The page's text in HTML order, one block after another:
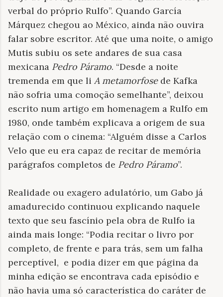
verbal do próprio Rulfo”. Quando García
Márquez chegou ao México, ainda não ouvira
falar sobre escritor. Até que uma noite, o amigo
Mutis subiu os sete andares de sua casa
mexicana Pedro Páramo. “Desde a noite
tremenda em que li A metamorfosede Kafka
não sofria uma comoção semelhante”, deixou
escrito num artigo em homenagem a Rulfo em
1980, onde também explicava a origem de sua
relação com o cinema: “Alguém disse a Carlos
Velo que eu era capaz de recitar de memória
parágrafos completos de Pedro Páramo”.
Realidade ou exagero adulatório, um Gabo já
amadurecido continuou explicando naquele
texto que seu fascínio pela obra de Rulfo ia
ainda mais longe: “Podia recitar o livro por
completo, de frente e para trás, sem um falha
perceptível, e podia dizer em que página da
minha edição se encontrava cada episódio e
não havia uma só característica do caráter de